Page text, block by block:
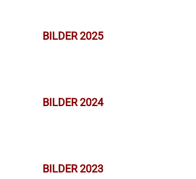
BILDER 2025
BILDER 2024
BILDER 2023